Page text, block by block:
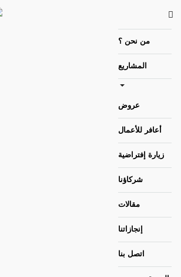
الصفحة الرئيسية
من نحن ؟
المشاريع
عروض
أعافر للأعمال
زيارة إفتراضية
شركاؤنا
مقالات
إنجازاتنا
اتصل بنا